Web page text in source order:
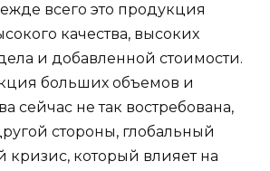
всего это продукция
качества, высоких
и добавленной стоимости.
больших объемов и
сейчас не так востребована,
стороны, глобальный
кризис, который влияет на